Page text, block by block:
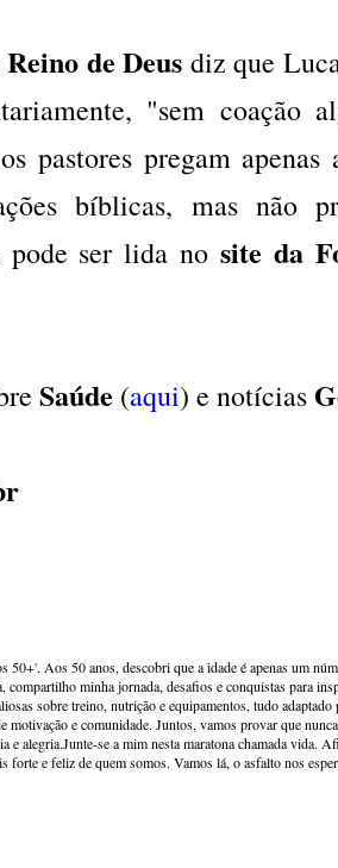
de Deus diz que
"sem coação
pastores pregam
bíblicas, mas não
pode ser lida no site da
Saúde (aqui) e notícias
Aos 50 anos, descobri que a idade é apenas um
compartilho minha jornada, desafios e conquistas para
sobre treino, nutrição e equipamentos, tudo
motivação e comunidade. Juntos, vamos provar que
e alegria.Junte-se a mim nesta maratona chamada vida.
forte e feliz de quem somos. Vamos lá, o asfalto nos